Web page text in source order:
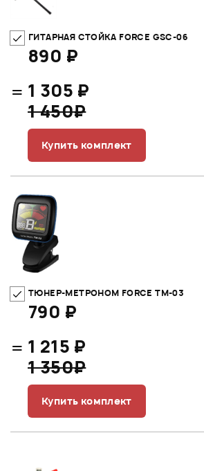
ГИТАРНАЯ СТОЙКА FORCE GSC-06
890 ₽
= 1 305 ₽
1 450₽
Купить комплект
ТЮНЕР-МЕТРОНОМ FORCE TM-03
790 ₽
= 1 215 ₽
1 350₽
Купить комплект